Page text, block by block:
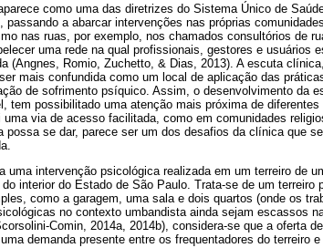
como uma das diretrizes do Sistema Único de
a abarcar intervenções nas próprias
nas ruas, por exemplo, nos chamados consultórios de
uma rede na qual profissionais, gestores e usuários
(Angnes, Romio, Zuchetto, & Dias, 2013). A escuta
mais confundida como um local de aplicação das
de sofrimento psíquico. Assim, o desenvolvimento da
tem possibilitado uma atenção mais próxima de
via de acesso facilitada, como em comunidades
se dar, parece ser um dos desafios da clínica que
uma intervenção psicológica realizada em um terreiro de
interior do Estado de São Paulo. Trata-se de um terreiro
como a garagem, uma sala e dois quartos (onde os
no contexto umbandista ainda sejam escassos
Comin, 2014a, 2014b), considera-se que a oferta
demanda presente entre os frequentadores do terreiro